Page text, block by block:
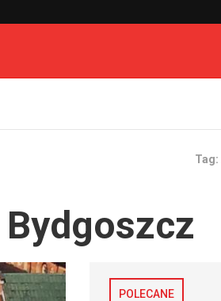
Tag:
POLECANE